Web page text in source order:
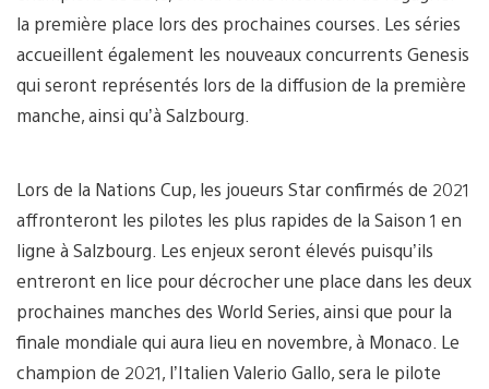
la première place lors des prochaines courses. Les séries
accueillent également les nouveaux concurrents Genesis
qui seront représentés lors de la diffusion de la première
manche, ainsi qu’à Salzbourg.
Lors de la Nations Cup, les joueurs Star confirmés de 2021
affronteront les pilotes les plus rapides de la Saison 1 en
ligne à Salzbourg. Les enjeux seront élevés puisqu’ils
entreront en lice pour décrocher une place dans les deux
prochaines manches des World Series, ainsi que pour la
finale mondiale qui aura lieu en novembre, à Monaco. Le
champion de 2021, l’Italien Valerio Gallo, sera le pilote